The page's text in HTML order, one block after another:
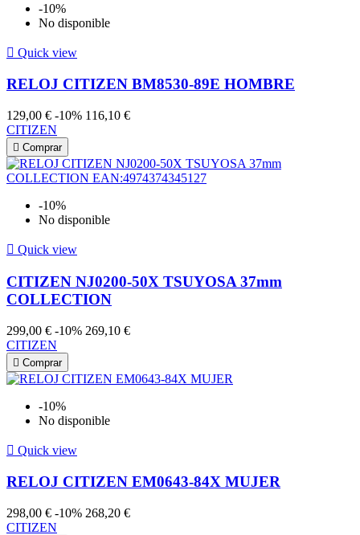
-10%
No disponible
 Quick view
RELOJ CITIZEN BM8530-89E HOMBRE
129,00 € -10% 116,10 €
CITIZEN
 Comprar
-10%
No disponible
 Quick view
CITIZEN NJ0200-50X TSUYOSA 37mm
COLLECTION
299,00 € -10% 269,10 €
CITIZEN
 Comprar
-10%
No disponible
 Quick view
RELOJ CITIZEN EM0643-84X MUJER
298,00 € -10% 268,20 €
CITIZEN